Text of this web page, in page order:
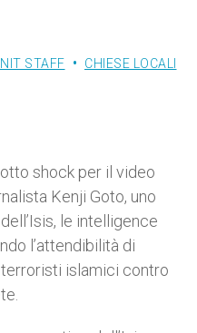
STAFF CHIESE LOCALI
shock per il video
Kenji Goto, uno
le intelligence
l’attendibilità di
islamici contro